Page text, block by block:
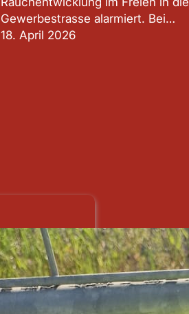
Gewerbestrasse alarmiert. Bei…
18. April 2026